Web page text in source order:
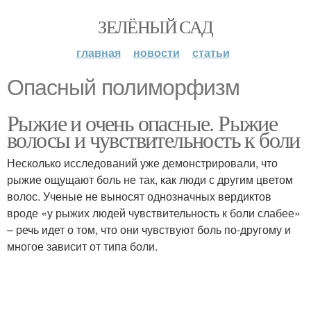
ЗЕЛЁНЫЙ САД
главная новости статьи
Опасный полиморфизм
Рыжие и очень опасные. Рыжие
волосы и чувствительность к боли
Несколько исследований уже демонстрировали, что
рыжие ощущают боль не так, как люди с другим цветом
волос. Ученые не выносят однозначных вердиктов
вроде «у рыжих людей чувствительность к боли слабее»
– речь идет о том, что они чувствуют боль по-другому и
многое зависит от типа боли.